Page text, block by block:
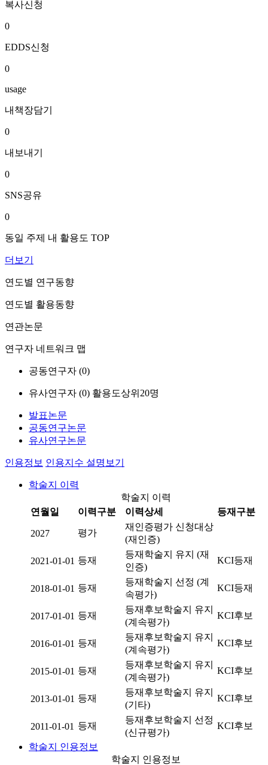
복사신청
0
EDDS신청
0
usage
내책장담기
0
내보내기
0
SNS공유
0
동일 주제 내 활용도 TOP
더보기
연도별 연구동향
연도별 활용동향
연관논문
연구자 네트워크 맵
공동연구자 (0)
유사연구자 (0) 활용도상위20명
발표논문
공동연구논문
유사연구논문
인용정보 인용지수 설명보기
학술지 이력
학술지 이력
연월일
이력구분 이력상세 등재구분
2027 평가
재인증평가 신청대상
(재인증)
2021-01-01 등재
등재학술지 유지 (재
인증)
KCI등재
2018-01-01 등재
등재학술지 선정 (계
속평가)
KCI등재
2017-01-01 등재
등재후보학술지 유지
(계속평가)
KCI후보
2016-01-01 등재
등재후보학술지 유지
(계속평가)
KCI후보
2015-01-01 등재
등재후보학술지 유지
(계속평가)
KCI후보
2013-01-01 등재
등재후보학술지 유지
(기타)
KCI후보
2011-01-01 등재
등재후보학술지 선정
(신규평가)
KCI후보
학술지 인용정보
학술지 인용정보